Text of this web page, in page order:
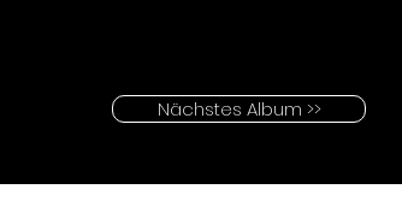
Nächstes Album >>